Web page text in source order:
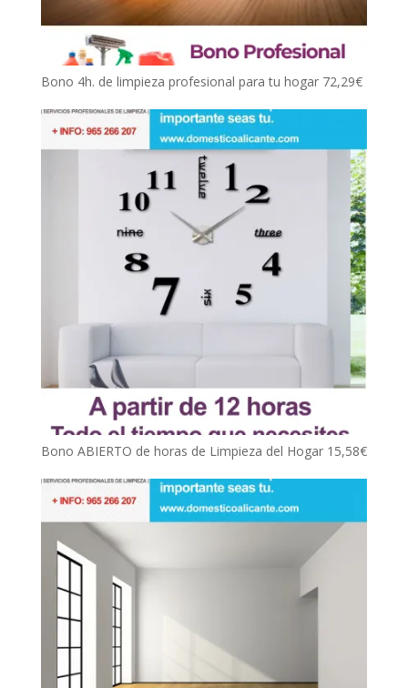
Bono 4h. de limpieza profesional para tu hogar 72,29€
Bono ABIERTO de horas de Limpieza del Hogar 15,58€